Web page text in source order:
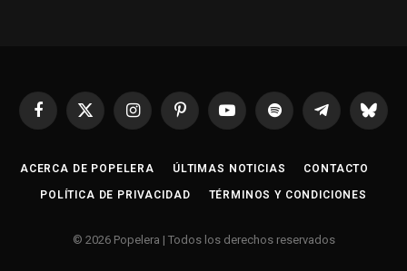
Facebook
X
InstagramPinterestYouTubeSpotify Telegrama
ACERCA DE POPELERA ÚLTIMAS NOTICIAS CONTACTO
POLÍTICA DE PRIVACIDAD TÉRMINOS Y CONDICIONES
© 2026 Popelera | Todos los derechos reservados